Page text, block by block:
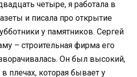
четыре, я работала в
и писала про открытие
у памятников. Сергей
– строительная фирма его
Он был высокий,
плечах, которая бывает у